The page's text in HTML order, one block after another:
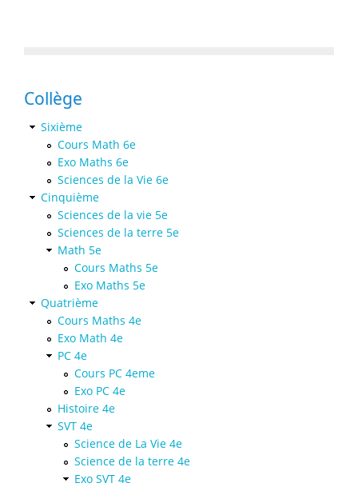
Collège
Sixième
Cours Math 6e
Exo Maths 6e
Sciences de la Vie 6e
Cinquième
Sciences de la vie 5e
Sciences de la terre 5e
Math 5e
Cours Maths 5e
Exo Maths 5e
Quatrième
Cours Maths 4e
Exo Math 4e
PC 4e
Cours PC 4eme
Exo PC 4e
Histoire 4e
SVT 4e
Science de La Vie 4e
Science de la terre 4e
Exo SVT 4e